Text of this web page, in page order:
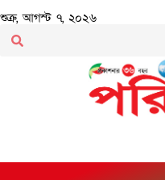
শুক্র, আগস্ট ৭, ২০২৬